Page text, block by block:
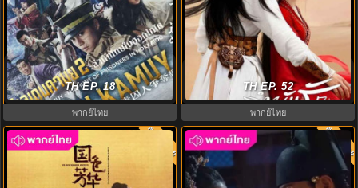
โกลเดนคามุย ล่านักโทษใน
ฮอกไกโด Golden Kamuy2 พากย์
ไทย EP.1-9
TH EP. 18
พากย์ไทย
รำพันรักวายุทะเลทราย พากย์ไทย
Love In The Desert EP.1-26 (จบ)
TH EP. 52
พากย์ไทย
7.0 พากย์ไทย 7.0 พากย์ไทย